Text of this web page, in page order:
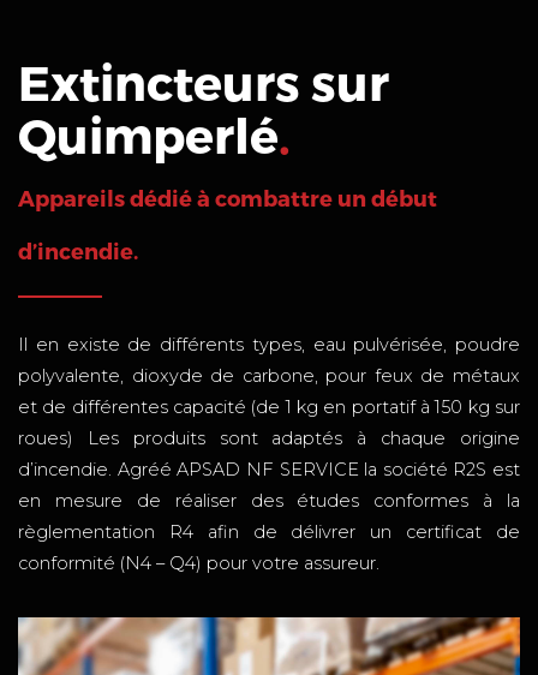
Extincteurs sur
Quimperlé.
Appareils dédié à combattre un début
d’incendie.
Il en existe de différents types, eau pulvérisée, poudre
polyvalente, dioxyde de carbone, pour feux de métaux
et de différentes capacité (de 1 kg en portatif à 150 kg sur
roues) Les produits sont adaptés à chaque origine
d’incendie. Agréé APSAD NF SERVICE la société R2S est
en mesure de réaliser des études conformes à la
règlementation R4 afin de délivrer un certificat de
conformité (N4 – Q4) pour votre assureur.